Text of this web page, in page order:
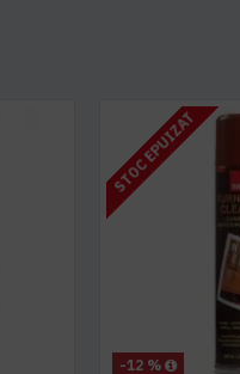
-12 %
STOC EPUIZAT